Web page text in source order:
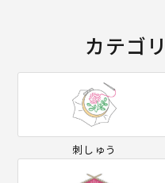
カテゴ
刺しゅう